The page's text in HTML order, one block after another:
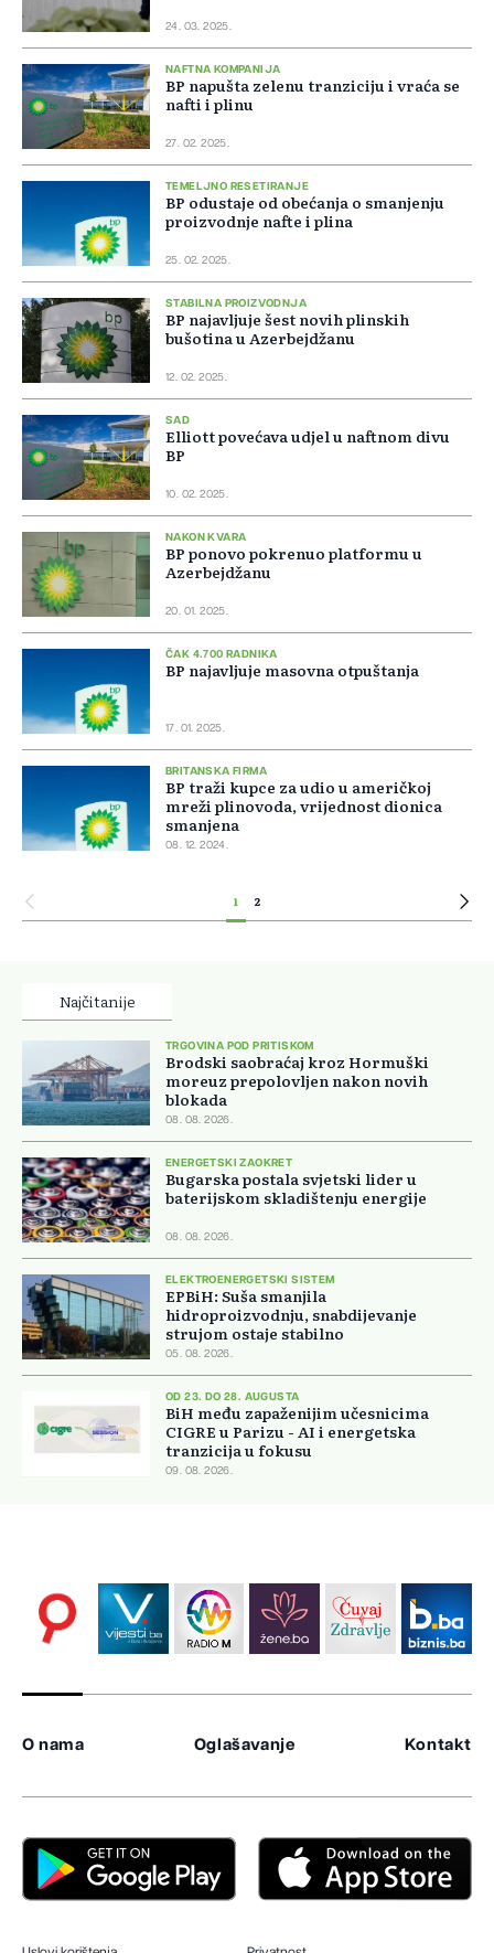
24. 03. 2025.
NAFTNA KOMPANIJA
BP napušta zelenu tranziciju i vraća se
nafti i plinu
27. 02. 2025.
TEMELJNO RESETIRANJE
BP odustaje od obećanja o smanjenju
proizvodnje nafte i plina
25. 02. 2025.
STABILNA PROIZVODNJA
BP najavljuje šest novih plinskih
bušotina u Azerbejdžanu
12. 02. 2025.
SAD
Elliott povećava udjel u naftnom divu
BP
10. 02. 2025.
NAKON KVARA
BP ponovo pokrenuo platformu u
Azerbejdžanu
20. 01. 2025.
ČAK 4.700 RADNIKA
BP najavljuje masovna otpuštanja
17. 01. 2025.
BRITANSKA FIRMA
BP traži kupce za udio u američkoj
mreži plinovoda, vrijednost dionica
smanjena
08. 12. 2024.
1 2
Najčitanije
TRGOVINA POD PRITISKOM
Brodski saobraćaj kroz Hormuški
moreuz prepolovljen nakon novih
blokada
08. 08. 2026.
ENERGETSKI ZAOKRET
Bugarska postala svjetski lider u
baterijskom skladištenju energije
08. 08. 2026.
ELEKTROENERGETSKI SISTEM
EPBiH: Suša smanjila
hidroproizvodnju, snabdijevanje
strujom ostaje stabilno
05. 08. 2026.
OD 23. DO 28. AUGUSTA
BiH među zapaženijim učesnicima
CIGRE u Parizu - AI i energetska
tranzicija u fokusu
09. 08. 2026.
O nama Oglašavanje Kontakt